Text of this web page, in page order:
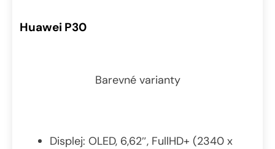
Huawei P30
Barevné varianty
Displej: OLED, 6,62″, FullHD+ (2340 x